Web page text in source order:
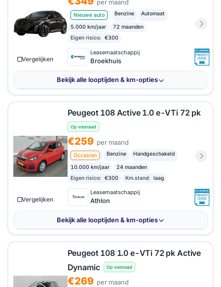
per maand
Nieuwe auto Benzine Automaat
5.000 km/jaar
72 maanden
Eigen risico:
€300
Leasemaatschappij
Broekhuis
Vergelijken
Bekijk alle looptijden & km-opties
Peugeot 108 Active 1.0 e-VTi 72 pk
Op voorraad
€259 per maand
Occasion Benzine Handgeschakeld
10.000 km/jaar
24 maanden
Eigen risico:
€300 Km.stand: laag
Leasemaatschappij
Athlon
Vergelijken
Bekijk alle looptijden & km-opties
Peugeot 108 1.0 e-VTi 72 pk Active
Dynamic
Op voorraad
€269 per maand